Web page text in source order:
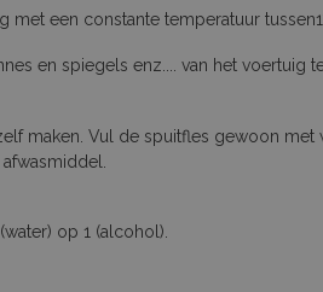
een constante temperatuur
en spiegels enz.... van het voertuig
maken. Vul de spuitfles gewoon met
op 1 (alcohol).